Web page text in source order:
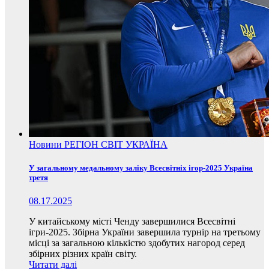
Новини РЕГІОН СВІТ УКРАЇНА
У загальному медальному заліку Всесвітніх ігор-2025 Україна
третя
08.17.2025
У китайському місті Ченду завершилися Всесвітні
ігри-2025. Збірна України завершила турнір на третьому
місці за загальною кількістю здобутих нагород серед
збірних різних країн світу.
Читати далі